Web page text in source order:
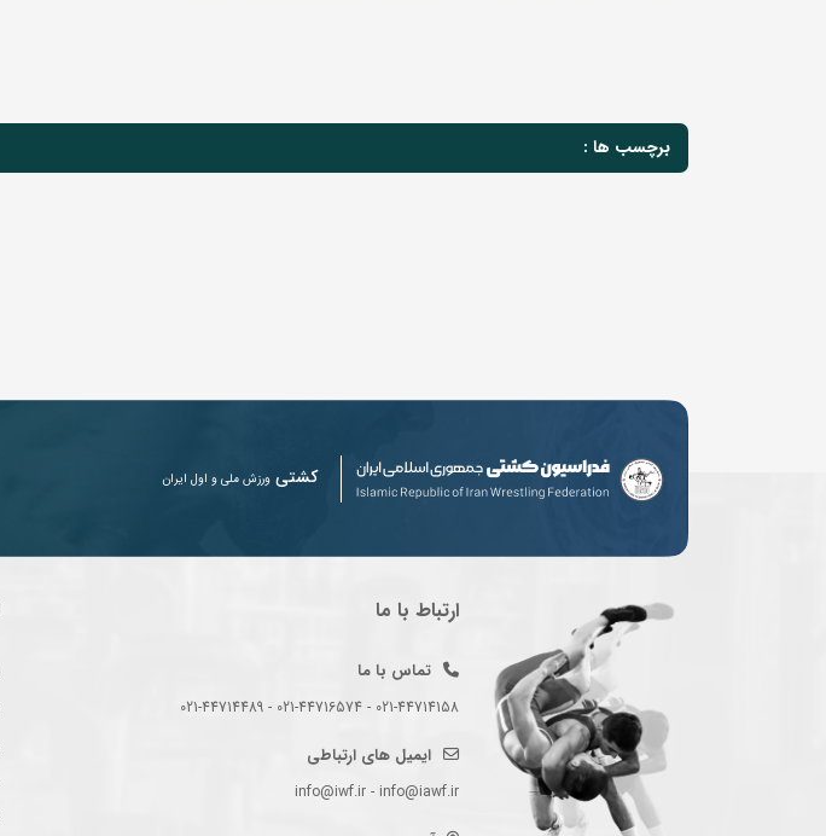
برچسب ها :
کشتی ورزش ملی و اول ایران
ارتباط با ما
تماس با ما
021-44714158 - 021-44716574 - 021-44714489
ایمیل های ارتباطی
info@iwf.ir - info@iawf.ir